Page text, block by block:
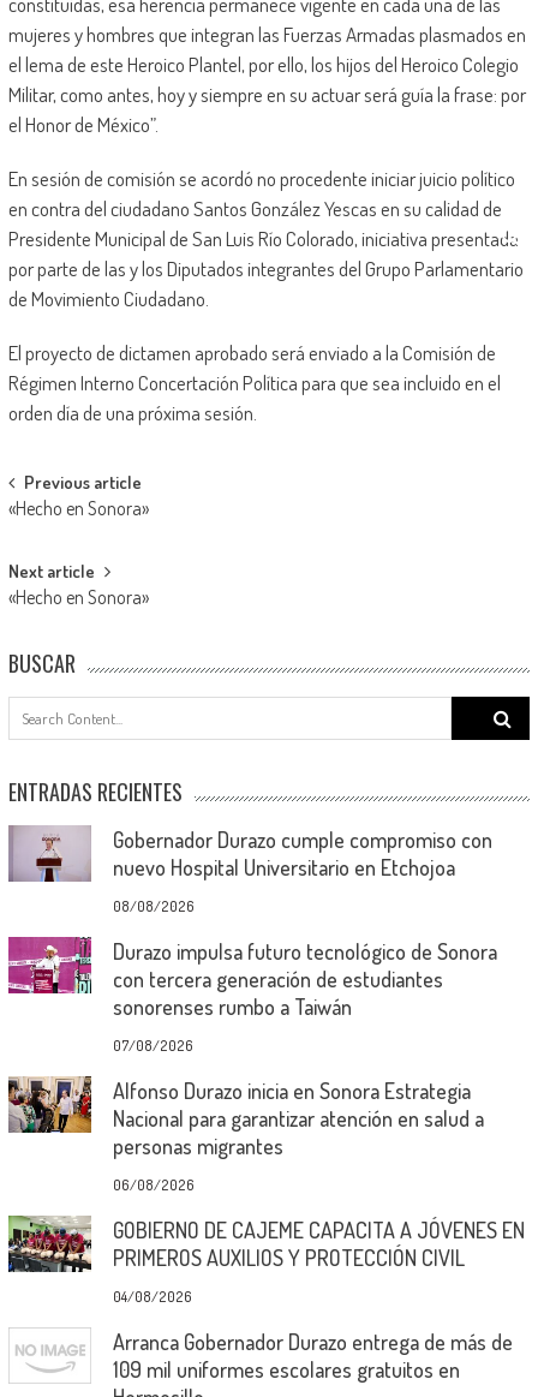
mujeres y hombres que integran las Fuerzas Armadas plasmados en
el lema de este Heroico Plantel, por ello, los hijos del Heroico Colegio
Militar, como antes, hoy y siempre en su actuar será guía la frase: por
el Honor de México”.
En sesión de comisión se acordó no procedente iniciar juicio político
en contra del ciudadano Santos González Yescas en su calidad de
Presidente Municipal de San Luis Río Colorado, iniciativa presentada
por parte de las y los Diputados integrantes del Grupo Parlamentario
de Movimiento Ciudadano.
El proyecto de dictamen aprobado será enviado a la Comisión de
Régimen Interno Concertación Política para que sea incluido en el
orden día de una próxima sesión.
Post
navigation
Previous article
«Hecho en Sonora»
Next article
«Hecho en Sonora»
BUSCAR
Search
for:
ENTRADAS RECIENTES
Gobernador Durazo cumple compromiso con
nuevo Hospital Universitario en Etchojoa
08/08/2026
Durazo impulsa futuro tecnológico de Sonora
con tercera generación de estudiantes
sonorenses rumbo a Taiwán
07/08/2026
Alfonso Durazo inicia en Sonora Estrategia
Nacional para garantizar atención en salud a
personas migrantes
06/08/2026
GOBIERNO DE CAJEME CAPACITA A JÓVENES EN
PRIMEROS AUXILIOS Y PROTECCIÓN CIVIL
04/08/2026
Arranca Gobernador Durazo entrega de más de
109 mil uniformes escolares gratuitos en